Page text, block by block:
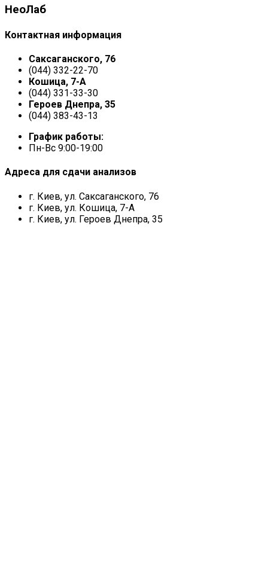
НеоЛаб
Контактная информация
Саксаганского, 76
(044) 332-22-70
Кошица, 7-А
(044) 331-33-30
Героев Днепра, 35
(044) 383-43-13
График работы:
Пн-Вс 9:00-19:00
Адреса для сдачи анализов
г. Киев, ул. Саксаганского, 76
г. Киев, ул. Кошица, 7-А
г. Киев, ул. Героев Днепра, 35